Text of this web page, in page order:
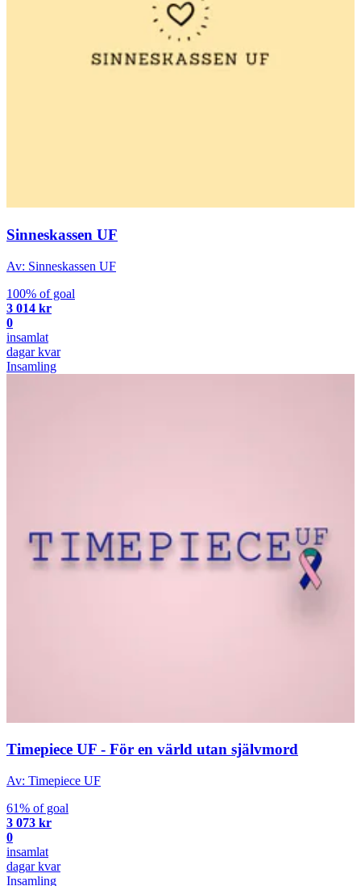
Sinneskassen UF
Av: Sinneskassen UF
100% of goal
3 014 kr
0
insamlat
dagar kvar
Insamling
Timepiece UF - För en värld utan självmord
Av: Timepiece UF
61% of goal
3 073 kr
0
insamlat
dagar kvar
Insamling